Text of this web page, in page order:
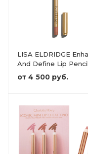
LISA ELDRIDGE
And Define Lip Pencil
от 4 500 руб.